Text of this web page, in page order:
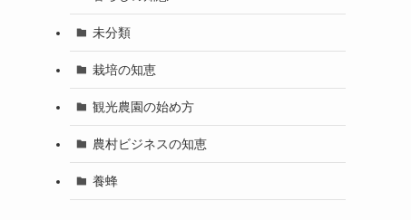
未分類
栽培の知恵
観光農園の始め方
農村ビジネスの知恵
養蜂